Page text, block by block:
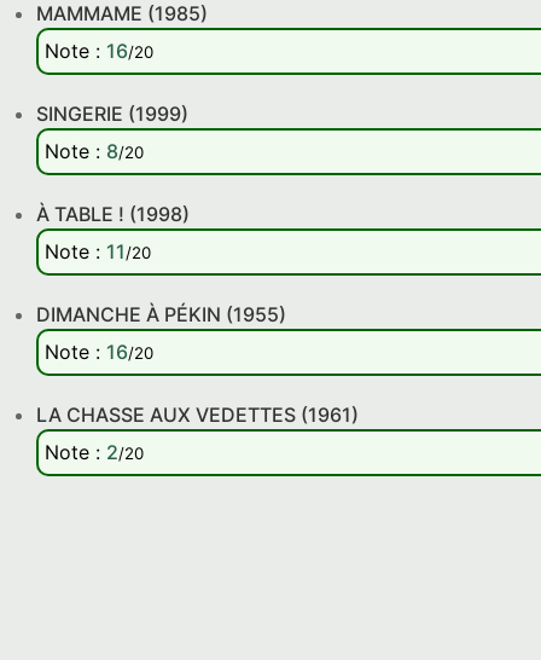
MAMMAME (1985)
Note : 16/20
SINGERIE (1999)
Note : 8/20
À TABLE ! (1998)
Note : 11/20
DIMANCHE À PÉKIN (1955)
Note : 16/20
LA CHASSE AUX VEDETTES (1961)
Note : 2/20